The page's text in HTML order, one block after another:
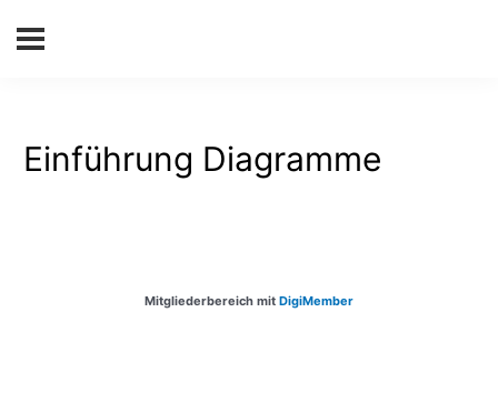
Einführung Diagramme
Mitgliederbereich mit DigiMember